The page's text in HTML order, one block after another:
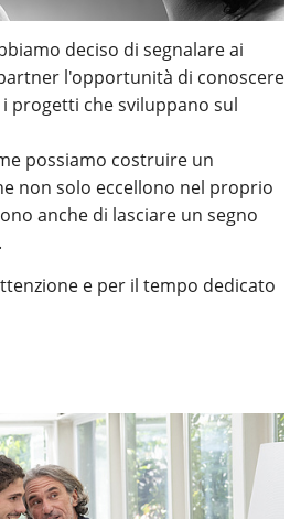
deciso di segnalare ai
l'opportunità di conoscere
progetti che sviluppano sul
possiamo costruire un
non solo eccellono nel proprio
anche di lasciare un segno
e per il tempo dedicato